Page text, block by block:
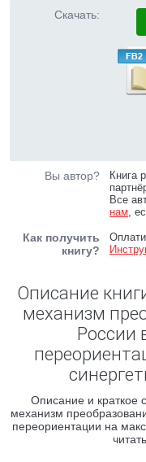
Скачать:
Вы автор?
Книга
Все
нам,
Как получить
книгу?
Описание
механизм
России
Описание и
механизм
переориентации на